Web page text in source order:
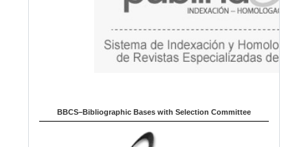
BBCS–Bibliographic Bases with Selection Committee